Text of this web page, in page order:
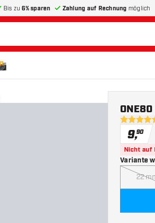
Bis zu6% sparen Zahlung auf Rechnung möglich
4.8
9,90
Nicht auf
Variante
22